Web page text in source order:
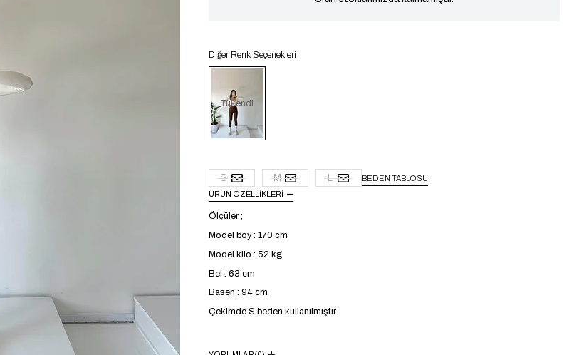
Diğer Renk Seçenekleri
Tükendi
S M L
BEDEN TABLOSU
ÜRÜN ÖZELLIKLERI
Ölçüler ;
Model boy : 170 cm
Model kilo : 52 kg
Bel : 63 cm
Basen : 94 cm
Çekimde S beden kullanılmıştır.